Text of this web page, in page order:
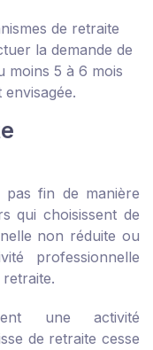
de retraite
la demande de
moins 5 à 6 mois
fin de manière
qui choisissent de
non réduite ou
professionnelle
une activité
de retraite cesse